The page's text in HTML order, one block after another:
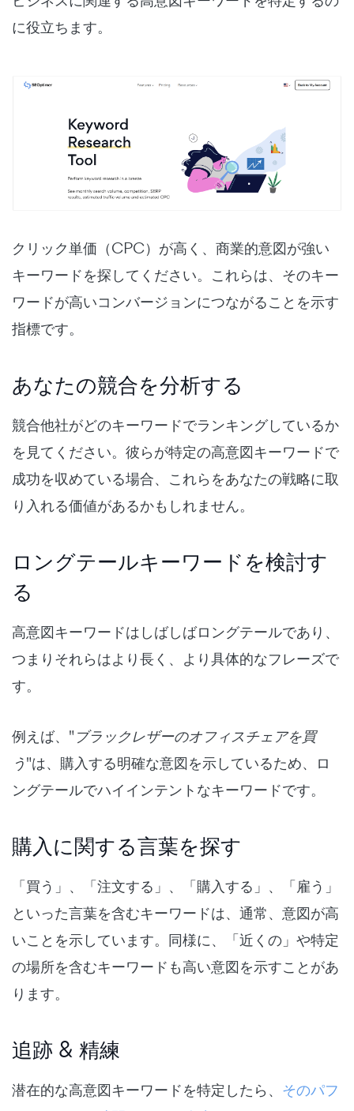
に役立ちます。
クリック単価（CPC）が高く、商業的意図が強い
キーワードを探してください。これらは、そのキー
ワードが高いコンバージョンにつながることを示す
指標です。
あなたの競合を分析する
競合他社がどのキーワードでランキングしているか
を見てください。彼らが特定の高意図キーワードで
成功を収めている場合、これらをあなたの戦略に取
り入れる価値があるかもしれません。
ロングテールキーワードを検討す
る
高意図キーワードはしばしばロングテールであり、
つまりそれらはより長く、より具体的なフレーズで
す。
例えば、"ブラックレザーのオフィスチェアを買
う"は、購入する明確な意図を示しているため、ロ
ングテールでハイインテントなキーワードです。
購入に関する言葉を探す
「買う」、「注文する」、「購入する」、「雇う」
といった言葉を含むキーワードは、通常、意図が高
いことを示しています。同様に、「近くの」や特定
の場所を含むキーワードも高い意図を示すことがあ
ります。
追跡 & 精練
潜在的な高意図キーワードを特定したら、 そのパフ